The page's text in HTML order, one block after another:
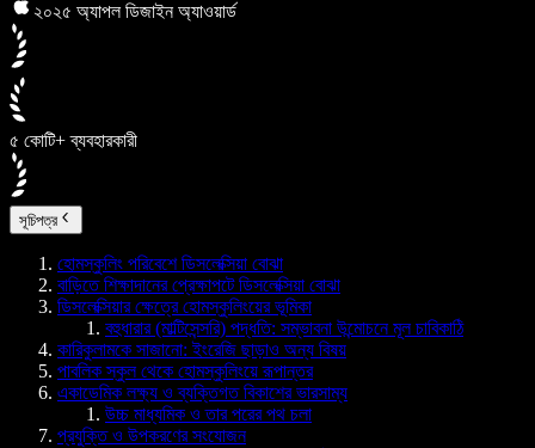
২০২৫ অ্যাপল ডিজাইন অ্যাওয়ার্ড
৫ কোটি+ ব্যবহারকারী
সূচিপত্র
হোমস্কুলিং পরিবেশে ডিসলেক্সিয়া বোঝা
বাড়িতে শিক্ষাদানের প্রেক্ষাপটে ডিসলেক্সিয়া বোঝা
ডিসলেক্সিয়ার ক্ষেত্রে হোমস্কুলিংয়ের ভূমিকা
বহুধারার (মাল্টিসেন্সরি) পদ্ধতি: সম্ভাবনা উন্মোচনে মূল চাবিকাঠি
কারিকুলামকে সাজানো: ইংরেজি ছাড়াও অন্য বিষয়
পাবলিক স্কুল থেকে হোমস্কুলিংয়ে রূপান্তর
একাডেমিক লক্ষ্য ও ব্যক্তিগত বিকাশের ভারসাম্য
উচ্চ মাধ্যমিক ও তার পরের পথ চলা
প্রযুক্তি ও উপকরণের সংযোজন